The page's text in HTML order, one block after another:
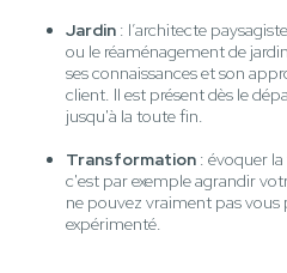
Jardin : l’architecte
ou le réaménagement de
ses connaissances et son
client. Il est présent dès le
jusqu'à la toute fin.
Transformation : évoquer
c'est par exemple agrandir
ne pouvez vraiment pas vous
expérimenté.